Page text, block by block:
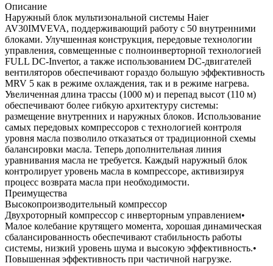
Описание
Наружный блок мультизональной системы Haier
AV30IMVEVA, поддерживающий работу с 50 внутренними
блоками. Улучшенная конструкция, передовые технологии
управления, совмещенные с полноинверторной технологией
FULL DC-Invertor, а также использованием DC-двигателей
вентиляторов обеспечивают гораздо большую эффективность
MRV 5 как в режиме охлаждения, так и в режиме нагрева.
Увеличенная длина трассы (1000 м) и перепад высот (110 м)
обеспечивают более гибкую архитектуру системы:
размещение внутренних и наружных блоков. Использование
самых передовых компрессоров с технологией контроля
уровня масла позволило отказаться от традиционной схемы
балансировки масла. Теперь дополнительная линия
уравнивания масла не требуется. Каждый наружный блок
контролирует уровень масла в компрессоре, активизируя
процесс возврата масла при необходимости.
Преимущества
Высокопроизводительный компрессор
Двухроторный компрессор с инверторным управлением•
Малое колебание крутящего момента, хорошая динамическая
сбалансированность обеспечивают стабильность работы
системы, низкий уровень шума и высокую эффективность.•
Повышенная эффективность при частичной нагрузке.